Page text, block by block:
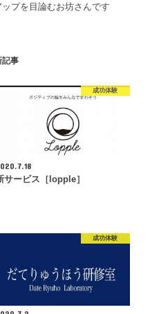
プを目論むお坊さんです
記事
成功体験
サービス［lopple］
成功体験